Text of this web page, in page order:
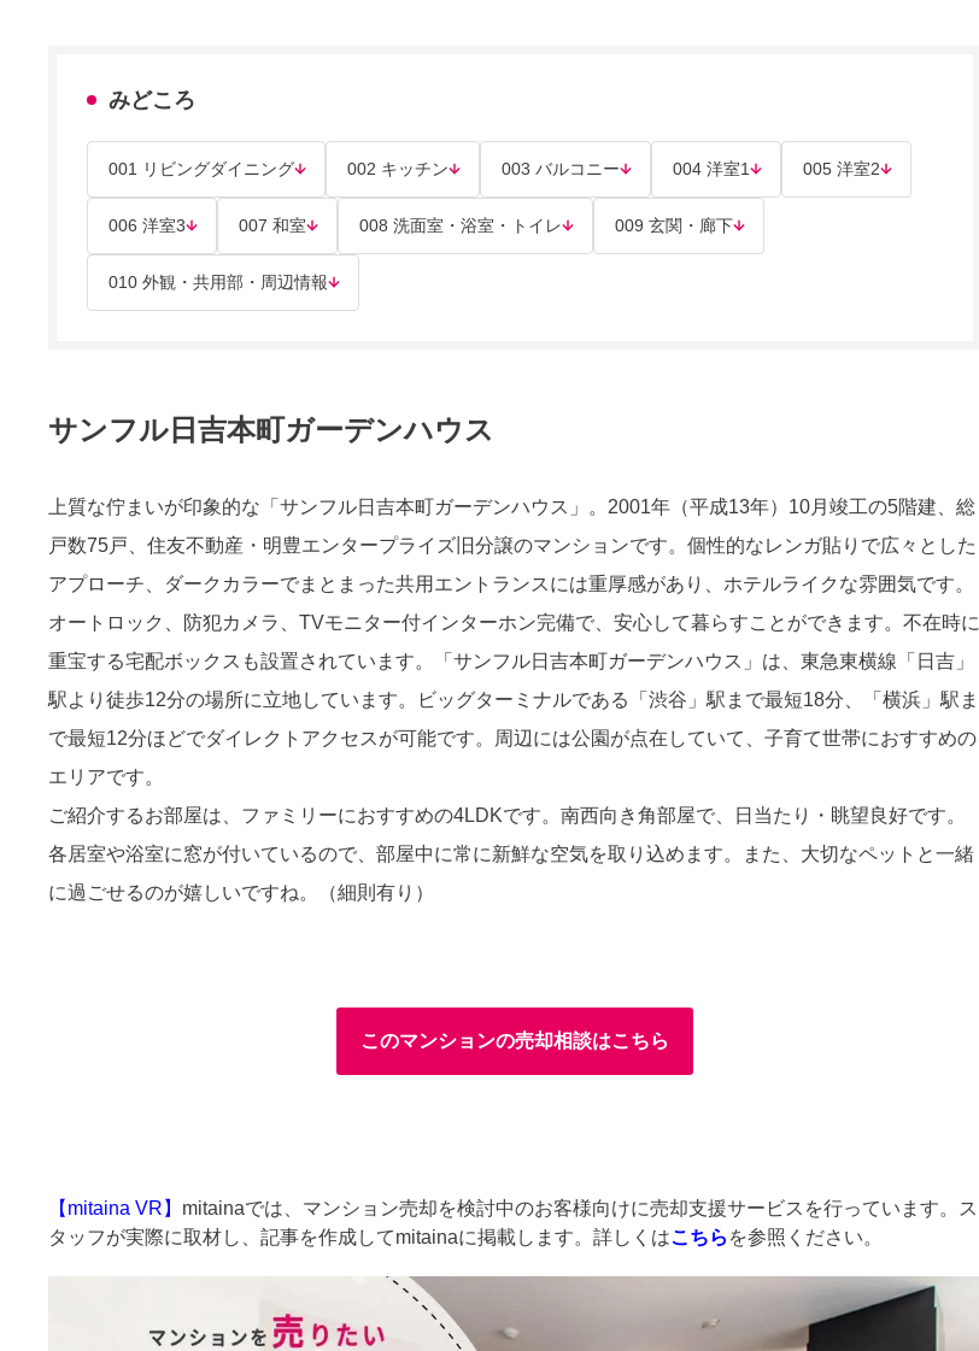
みどころ
001 リビングダイニング 002 キッチン 003 バルコニー 004 洋室1 005 洋室2
006 洋室3 007 和室 008 洗面室・浴室・トイレ 009 玄関・廊下
010 外観・共用部・周辺情報
サンフル日吉本町ガーデンハウス
上質な佇まいが印象的な「サンフル日吉本町ガーデンハウス」。2001年（平成13年）10月竣工の5階建、総
戸数75戸、住友不動産・明豊エンタープライズ旧分譲のマンションです。個性的なレンガ貼りで広々とした
アプローチ、ダークカラーでまとまった共用エントランスには重厚感があり、ホテルライクな雰囲気です。
オートロック、防犯カメラ、TVモニター付インターホン完備で、安心して暮らすことができます。不在時に
重宝する宅配ボックスも設置されています。「サンフル日吉本町ガーデンハウス」は、東急東横線「日吉」
駅より徒歩12分の場所に立地しています。ビッグターミナルである「渋谷」駅まで最短18分、「横浜」駅ま
で最短12分ほどでダイレクトアクセスが可能です。周辺には公園が点在していて、子育て世帯におすすめの
エリアです。
ご紹介するお部屋は、ファミリーにおすすめの4LDKです。南西向き角部屋で、日当たり・眺望良好です。
各居室や浴室に窓が付いているので、部屋中に常に新鮮な空気を取り込めます。また、大切なペットと一緒
に過ごせるのが嬉しいですね。（細則有り）
このマンションの売却相談はこちら
【mitaina VR】 mitainaでは、マンション売却を検討中のお客様向けに売却支援サービスを行っています。ス
タッフが実際に取材し、記事を作成してmitainaに掲載します。詳しくはこちら を参照ください。